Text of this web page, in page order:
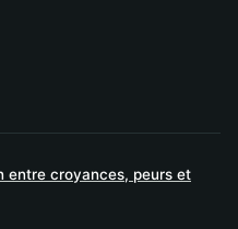
entre croyances, peurs et